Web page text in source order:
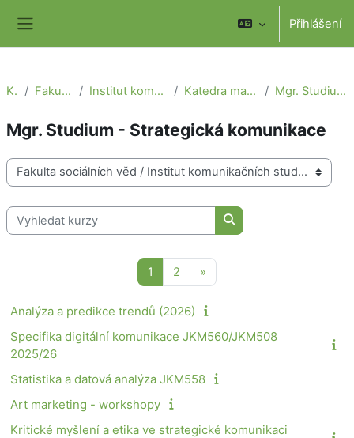
Přihlášení
Kurzy Fakulta sociálních věd Institut komunikačních studií a žurnalistiky Katedra marketingové komunikace a PR Mgr. Studium - Strategická komunikace
Mgr. Studium - Strategická komunikace
Kategorie kurzů
Vyhledat kurzy
Vyhledat kurzy
1 Stránka 1
2 Stránka 2
»
Analýza a predikce trendů (2026)
Specifika digitální komunikace JKM560/JKM508
2025/26
Statistika a datová analýza JKM558
Art marketing - workshopy
Kritické myšlení a etika ve strategické komunikaci